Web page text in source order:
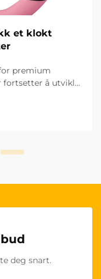
et klokt
premium
fortsetter å utvikle
for grossister.
deg snart.